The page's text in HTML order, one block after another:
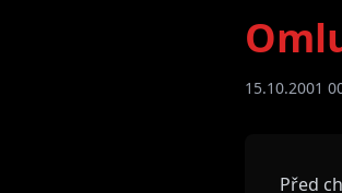
15.10.2001
Před